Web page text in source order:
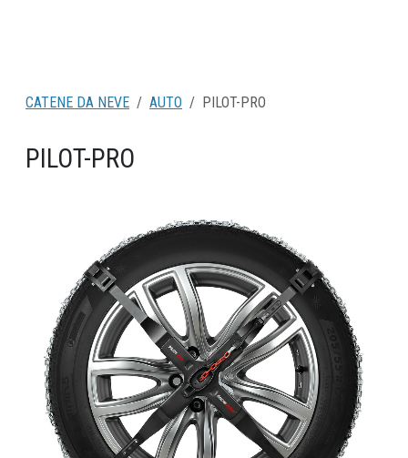
CATENE DA NEVE AUTO PILOT-PRO
PILOT-PRO